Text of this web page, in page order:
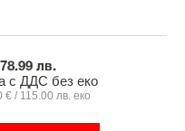
лв.
с ДДС без еко
€ / 115.00 лв. еко